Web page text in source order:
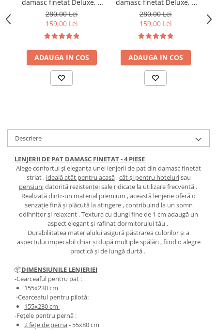
damasc finetat Deluxe, 6
piese, cearceaf pat cu
elastic, Maro
280,00 Lei
159,00 Lei
ADAUGA IN COS
damasc finetat Deluxe, 6
piese, cearceaf pat cu
elastic, Alb
280,00 Lei
159,00 Lei
ADAUGA IN COS
Descriere
LENJERII DE PAT DAMASC FINETAT - 4 PIESE
Alege confortul și eleganța unei lenjerii de pat din damasc finetat
striat , ideală atât pentru acasă,cât și pentru hotelurisau
pensiunidatorită rezistenței sale ridicate la utilizare frecventă .
Realizată dintr-un material premium , această lenjerie oferă o
senzație fină și plăcută la atingere , contribuind la un somn
odihnitor și relaxant . Textura cu dungi fine de 1 cm adaugă un
aspect elegant și rafinat dormitorului tău .
Durabiliitatea materialului asigură păstrarea culorilor și a
aspectului impecabil chiar și după multiple spălări , fiind o alegre
practică și de lungă durtă .
📦DIMENSIUNILE LENJERIEI
-Cearceaful pentru pat :
155x230 cm
-Cearceaful pentru pilotă:
155x230 cm
-Fețele pentru pernă :
2 fețe de perna- 55x80 cm